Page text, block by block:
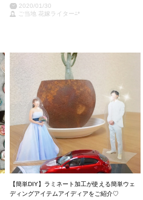
2020/01/30
ご当地 花嫁ライター⁂*
【簡単DIY】ラミネート加工が使える簡単ウェ
ディングアイテムアイディアをご紹介♡